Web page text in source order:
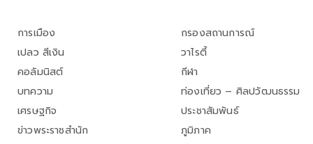
การเมือง
เปลว สีเงิน
คอลัมนิสต์
บทความ
เศรษฐกิจ
ข่าวพระราชสำนัก
กรองสถานการณ์
วาไรตี้
กีฬา
ท่องเที่ยว – ศิลปวัฒนธรรม
ประชาสัมพันธ์
ภูมิภาค